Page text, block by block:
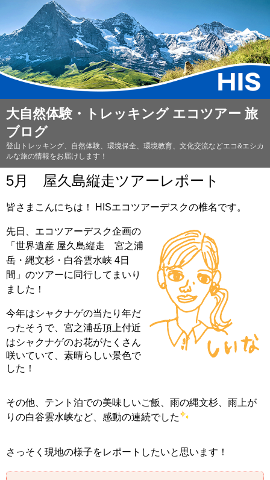
大自然体験・トレッキング エコツアー 旅
ブログ
登山トレッキング、自然体験、環境保全、環境教育、文化交流などエコ&エシカ
ルな旅の情報をお届けします！
5月 屋久島縦走ツアーレポート
皆さまこんにちは！ HISエコツアーデスクの椎名です。
先日、エコツアーデスク企画の
「世界遺産 屋久島縦走 宮之浦
岳・縄文杉・白谷雲水峡 4日
間」のツアーに同行してまいり
ました！
今年はシャクナゲの当たり年だ
ったそうで、宮之浦岳頂上付近
はシャクナゲのお花がたくさん
咲いていて、素晴らしい景色で
した！
その他、テント泊での美味しいご飯、雨の縄文杉、雨上が
りの白谷雲水峡など、感動の連続でした
さっそく現地の様子をレポートしたいと思います！